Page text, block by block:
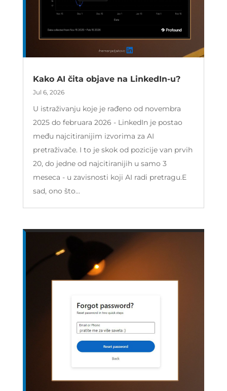
Kako AI čita objave na LinkedIn-u?
Jul 6, 2026
U istraživanju koje je rađeno od novembra
2025 do februara 2026 - LinkedIn je postao
među najcitiranijim izvorima za AI
pretraživače. I to je skok od pozicije van prvih
20, do jedne od najcitiranijih u samo 3
meseca - u zavisnosti koji AI radi pretragu.E
sad, ono što...